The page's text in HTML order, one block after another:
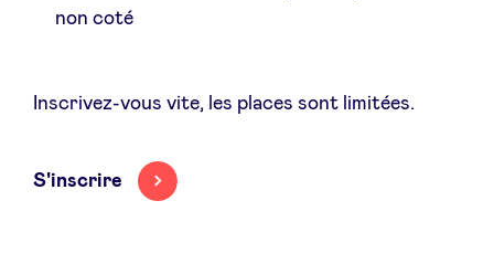
NXT Brussels - Groupe d'investissement
Pooling Services
non coté
Inscrivez-vous vite, les places sont limitées.
S'inscrire